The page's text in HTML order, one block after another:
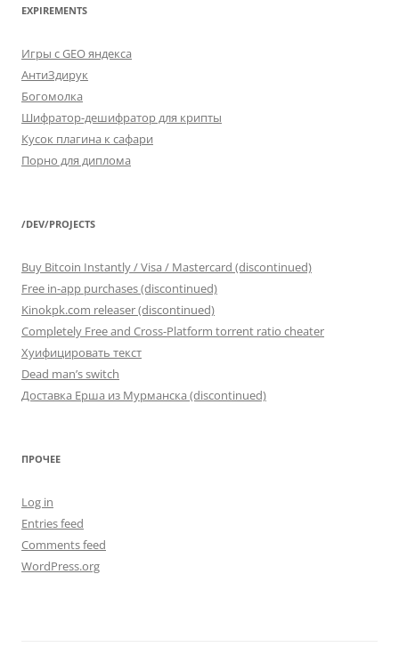
EXPIREMENTS
Игры с GEO яндекса
АнтиЗдирук
Богомолка
Шифратор-дешифратор для крипты
Кусок плагина к сафари
Порно для диплома
/DEV/PROJECTS
Buy Bitcoin Instantly / Visa / Mastercard (discontinued)
Free in-app purchases (discontinued)
Kinokpk.com releaser (discontinued)
Completely Free and Cross-Platform torrent ratio cheater
Хуифицировать текст
Dead man’s switch
Доставка Ерша из Мурманска (discontinued)
ПРОЧЕЕ
Log in
Entries feed
Comments feed
WordPress.org